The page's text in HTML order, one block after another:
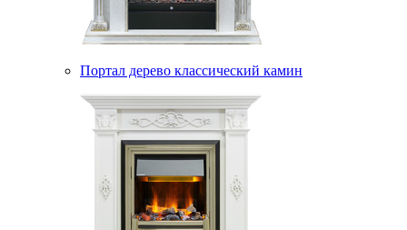
Портал дерево классический камин